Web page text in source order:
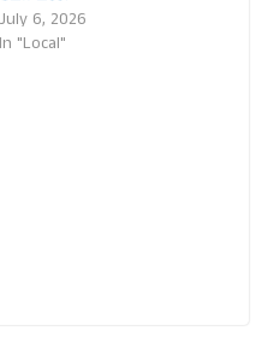
July 6, 2026
In "Local"